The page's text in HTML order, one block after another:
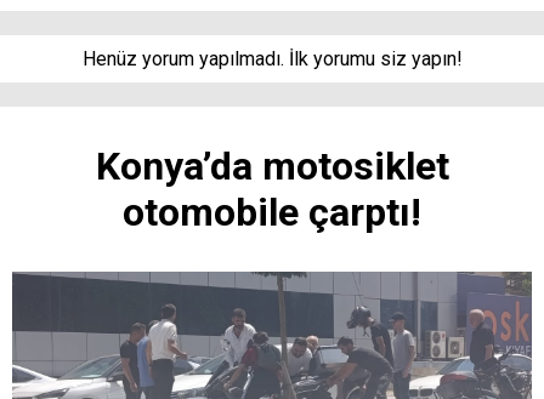
Henüz yorum yapılmadı. İlk yorumu siz yapın!
Konya’da motosiklet
otomobile çarptı!